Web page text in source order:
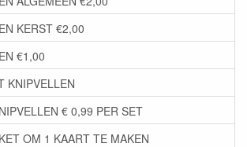
KERST €2,00
€1,00
KNIPVELLEN
€ 0,99 PER SET
OM 1 KAART TE MAKEN